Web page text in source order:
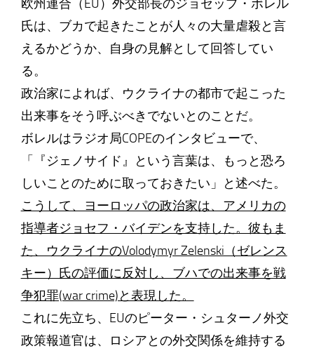
欧州連合（EU）外交部長のジョセップ・ボレル
氏は、ブカで起きたことが人々の大量虐殺と言
えるかどうか、自身の見解として回答してい
る。
政治家によれば、ウクライナの都市で起こった
出来事をそう呼ぶべきでないとのことだ。
ボレルはラジオ局COPEのインタビューで、
「『ジェノサイド』という言葉は、もっと恐ろ
しいことのために取っておきたい」と述べた。
こうして、ヨーロッパの政治家は、アメリカの
指導者ジョセフ・バイデンを支持した。彼もま
た、ウクライナのVolodymyr Zelenski（ゼレンス
キー）氏の評価に反対し、ブハでの出来事を戦
争犯罪(war crime)と表現した。
これに先立ち、EUのピーター・シュターノ外交
政策報道官は、ロシアとの外交関係を維持する